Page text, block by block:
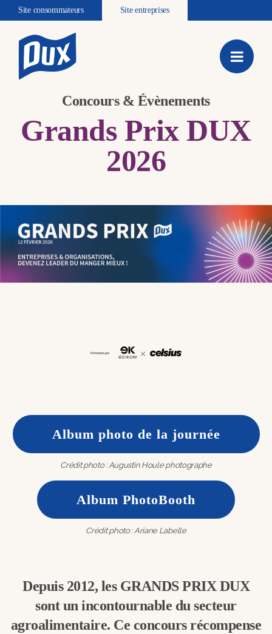
Site consommateurs Site entreprises
Concours & Évènements
Grands Prix DUX
2026
Album photo de la journée
Crédit photo : Augustin Houle photographe
Album PhotoBooth
Crédit photo : Ariane Labelle
Depuis 2012, les GRANDS PRIX DUX
sont un incontournable du secteur
agroalimentaire. Ce concours récompense